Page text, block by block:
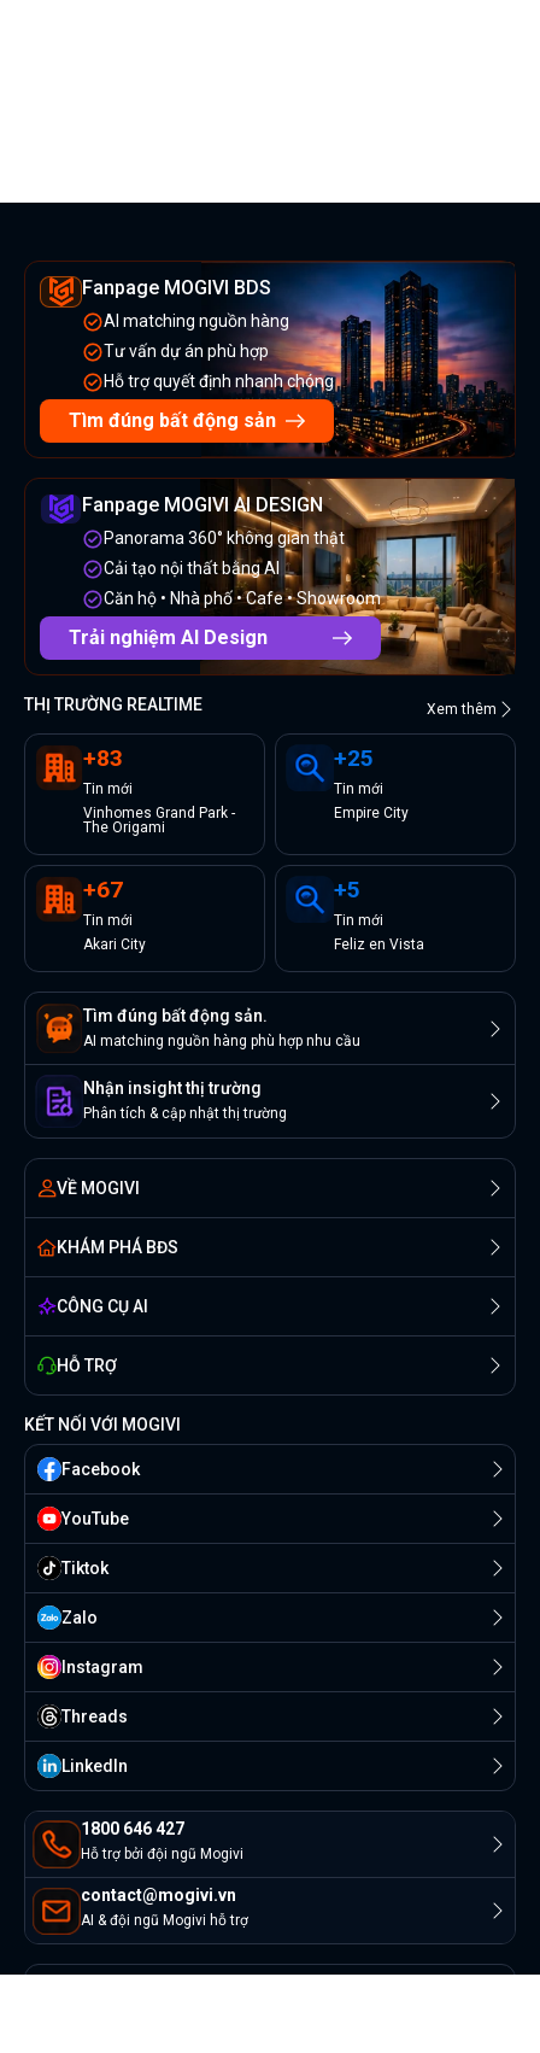
Fanpage MOGIVI BDS
AI matching nguồn hàng
Tư vấn dự án phù hợp
Hỗ trợ quyết định nhanh chóng
Tìm đúng bất động sản
Fanpage MOGIVI AI DESIGN
Panorama 360° không gian thật
Cải tạo nội thất bằng AI
Căn hộ • Nhà phố • Cafe • Showroom
Trải nghiệm AI Design
THỊ TRƯỜNG REALTIME Xem thêm
+83
Tin mới
Vinhomes Grand Park -
The Origami
+25
Tin mới
Empire City
+67
Tin mới
Akari City
+5
Tin mới
Feliz en Vista
Tìm đúng bất động sản.
AI matching nguồn hàng phù hợp nhu cầu
Nhận insight thị trường
Phân tích & cập nhật thị trường
VỀ MOGIVI
KHÁM PHÁ BĐS
CÔNG CỤ AI
HỖ TRỢ
1800 646 427
Hỗ trợ bởi đội ngũ Mogivi
contact@mogivi.vn
AI & đội ngũ Mogivi hỗ trợ
KẾT NỐI VỚI MOGIVI
Facebook
YouTube
Tiktok
Zalo
Instagram
Threads
Linkedln